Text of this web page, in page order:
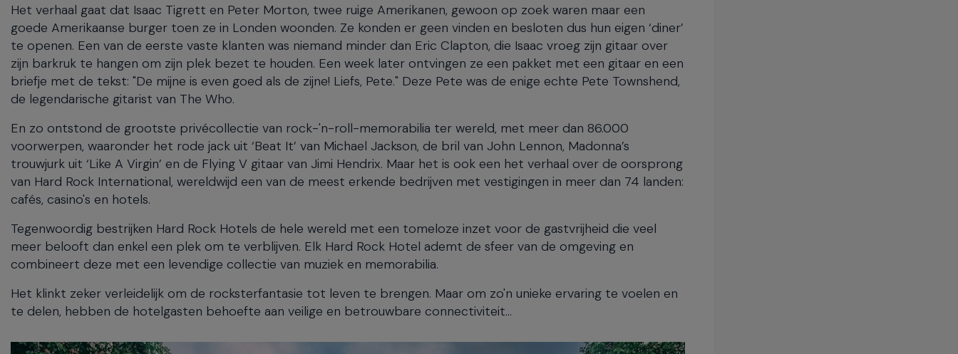
menu.
Spacebar
will
open
the
current
menu.
Het verhaal gaat dat Isaac Tigrett en Peter Morton, twee ruige Amerikanen, gewoon op zoek waren maar een
goede Amerikaanse burger toen ze in Londen woonden. Ze konden er geen vinden en besloten dus hun eigen ‘diner’
te openen. Een van de eerste vaste klanten was niemand minder dan Eric Clapton, die Isaac vroeg zijn gitaar over
zijn barkruk te hangen om zijn plek bezet te houden. Een week later ontvingen ze een pakket met een gitaar en een
briefje met de tekst: "De mijne is even goed als de zijne! Liefs, Pete." Deze Pete was de enige echte Pete Townshend,
de legendarische gitarist van The Who.
En zo ontstond de grootste privécollectie van rock-'n-roll-memorabilia ter wereld, met meer dan 86.000
voorwerpen, waaronder het rode jack uit ‘Beat It’ van Michael Jackson, de bril van John Lennon, Madonna’s
trouwjurk uit ‘Like A Virgin’ en de Flying V gitaar van Jimi Hendrix. Maar het is ook een het verhaal over de oorsprong
van Hard Rock International, wereldwijd een van de meest erkende bedrijven met vestigingen in meer dan 74 landen:
cafés, casino's en hotels.
Tegenwoordig bestrijken Hard Rock Hotels de hele wereld met een tomeloze inzet voor de gastvrijheid die veel
meer belooft dan enkel een plek om te verblijven. Elk Hard Rock Hotel ademt de sfeer van de omgeving en
combineert deze met een levendige collectie van muziek en memorabilia.
Het klinkt zeker verleidelijk om de rocksterfantasie tot leven te brengen. Maar om zo'n unieke ervaring te voelen en
te delen, hebben de hotelgasten behoefte aan veilige en betrouwbare connectiviteit...